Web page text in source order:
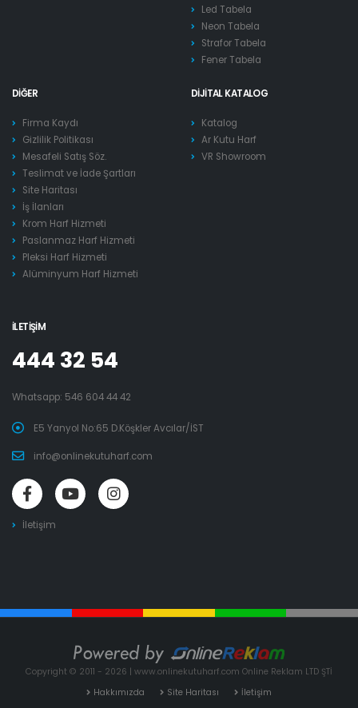
Led Tabela
Neon Tabela
Strafor Tabela
Fener Tabela
DIĞER
Firma Kaydı
Gizlilik Politikası
Mesafeli Satış Söz.
Teslimat ve İade Şartları
Site Haritası
İş İlanları
Krom Harf Hizmeti
Paslanmaz Harf Hizmeti
Pleksi Harf Hizmeti
Alüminyum Harf Hizmeti
DIJITAL KATALOG
Katalog
Ar Kutu Harf
VR Showroom
İLETIŞIM
444 32 54
Whatsapp: 546 604 44 42
E5 Yanyol No:65 D.Köşkler Avcılar/İST
info@onlinekutuharf.com
İletişim
Copyright © 2011 - 2026 | www.onlinekutuharf.com Online Reklam LTD ŞTİ
Hakkımızda
Site Haritası İletişim